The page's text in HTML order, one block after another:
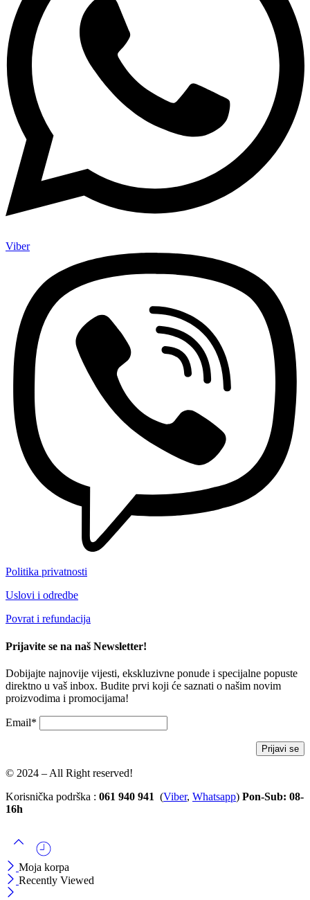
Viber
Politika privatnosti
Uslovi i odredbe
Povrat i refundacija
Prijavite se na naš Newsletter!
Dobijajte najnovije vijesti, ekskluzivne ponude i specijalne popuste
direktno u vaš inbox. Budite prvi koji će saznati o našim novim
proizvodima i promocijama!
Email*
© 2024 – All Right reserved!
Korisnička podrška : 061 940 941 (Viber, Whatsapp) Pon-Sub: 08-
16h
Moja korpa
Recently Viewed